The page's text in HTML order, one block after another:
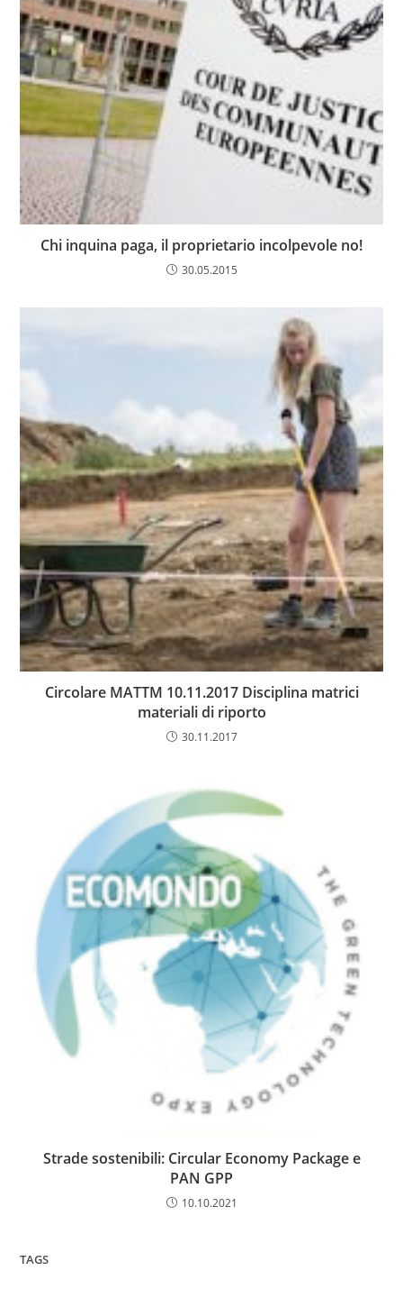
Chi inquina paga, il proprietario incolpevole no!
30.05.2015
Circolare MATTM 10.11.2017 Disciplina matrici
materiali di riporto
30.11.2017
Strade sostenibili: Circular Economy Package e
PAN GPP
10.10.2021
TAGS